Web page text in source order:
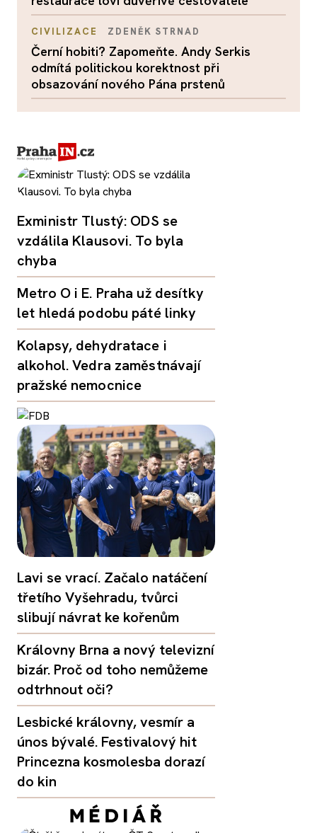
CIVILIZACE ZDENĚK STRNAD
Černí hobiti? Zapomeňte. Andy Serkis
odmítá politickou korektnost při
obsazování nového Pána prstenů
Exministr Tlustý: ODS se
vzdálila Klausovi. To byla
chyba
Metro O i E. Praha už desítky
let hledá podobu páté linky
Kolapsy, dehydratace i
alkohol. Vedra zaměstnávají
pražské nemocnice
Lavi se vrací. Začalo natáčení
třetího Vyšehradu, tvůrci
slibují návrat ke kořenům
Královny Brna a nový televizní
bizár. Proč od toho nemůžeme
odtrhnout oči?
Lesbické královny, vesmír a
únos bývalé. Festivalový hit
Princezna kosmolesba dorazí
do kin